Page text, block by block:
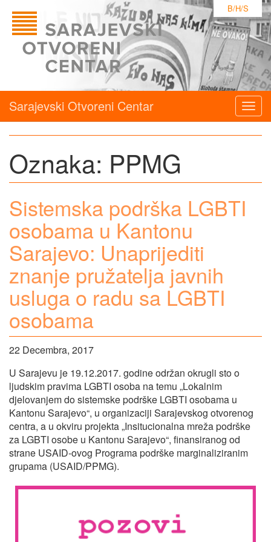
B/H/S
Sarajevski Otvoreni Centar
Oznaka: PPMG
Sistemska podrška LGBTI
osobama u Kantonu
Sarajevo: Unaprijediti
znanje pružatelja javnih
usluga o radu sa LGBTI
osobama
22 Decembra, 2017
U Sarajevu je 19.12.2017. godine održan okrugli sto o
ljudskim pravima LGBTI osoba na temu „Lokalnim
djelovanjem do sistemske podrške LGBTI osobama u
Kantonu Sarajevo“, u organizaciji Sarajevskog otvorenog
centra, a u okviru projekta „Insitucionalna mreža podrške
za LGBTI osobe u Kantonu Sarajevo“, finansiranog od
strane USAID-ovog Programa podrške marginaliziranim
grupama (USAID/PPMG).